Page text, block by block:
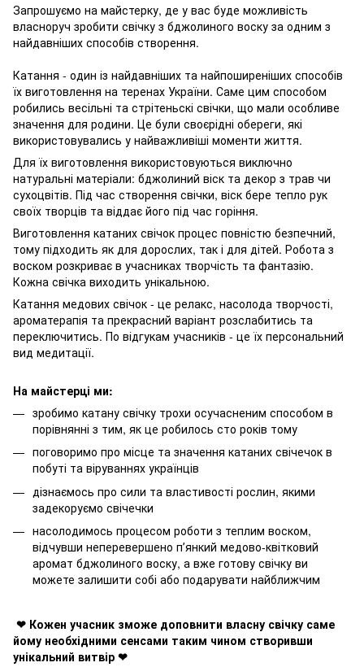
Запрошуємо на майстерку, де у вас буде можливість
власноруч зробити свічку з бджолиного воску за одним з
найдавніших способів створення.
Катання - один із найдавніших та найпоширеніших способів
їх виготовлення на теренах України. Саме цим способом
робились весільні та стрітеньскі свічки, що мали особливе
значення для родини. Це були своєрідні обереги, які
використовувались у найважливіші моменти життя.
Для їх виготовлення використовуються виключно
натуральні матеріали: бджолиний віск та декор з трав чи
сухоцвітів. Під час створення свічки, віск бере тепло рук
своїх творців та віддає його під час горіння.
Виготовлення катаних свічок процес повністю безпечний,
тому підходить як для дорослих, так і для дітей. Робота з
воском розкриває в учасниках творчість та фантазію.
Кожна свічка виходить унікальною.
Катання медових свічок - це релакс, насолода творчості,
ароматерапія та прекрасний варіант розслабитись та
переключитись. По відгукам учасників - це їх персональний
вид медитації.
На майстерці ми:
зробимо катану свічку трохи осучасненим способом в
порівнянні з тим, як це робилось сто років тому
поговоримо про місце та значення катаних свічечок в
побуті та віруваннях українців
дізнаємось про сили та властивості рослин, якими
задекоруємо свічечки
насолодимось процесом роботи з теплим воском,
відчувши неперевершено пʼянкий медово-квітковий
аромат бджолиного воску, а вже готову свічку ви
можете залишити собі або подарувати найближчим
❤ Кожен учасник зможе доповнити власну свічку саме
йому необхідними сенсами таким чином створивши
унікальний витвір ❤